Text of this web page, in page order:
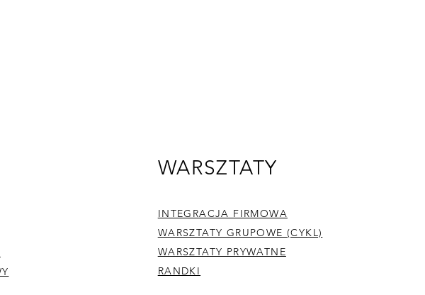
WARSZTATY
INTEGRACJA FIRMOWA
WARSZTATY GRUPOWE (CYKL)
WARSZTATY PRYWATNE
RANDKI